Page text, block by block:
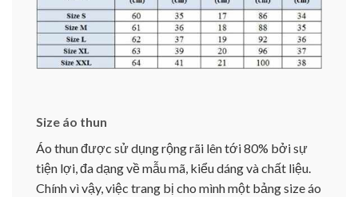
Size áo thun
Áo thun được sử dụng rộng rãi lên tới 80% bởi sự
tiện lợi, đa dạng về mẫu mã, kiểu dáng và chất liệu.
Chính vì vậy, việc trang bị cho mình một bảng size áo